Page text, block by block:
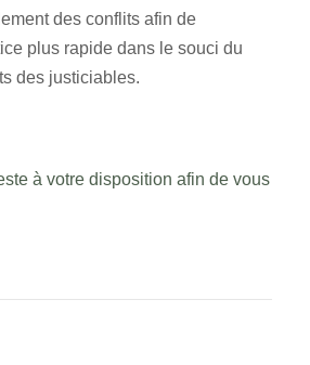
des conflits afin de
plus rapide dans le souci du
des justiciables.
à votre disposition afin de vous